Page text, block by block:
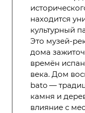
находится
культурный
Это музей-
дома
времён
века. Дом
bato —
камня и
влияние с